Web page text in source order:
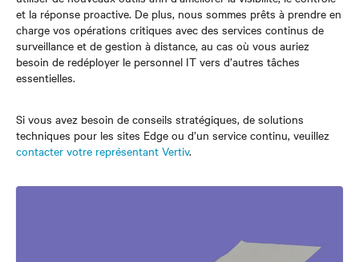
et la réponse proactive. De plus, nous sommes prêts à prendre en
charge vos opérations critiques avec des services continus de
surveillance et de gestion à distance, au cas où vous auriez
besoin de redéployer le personnel IT vers d’autres tâches
essentielles.
Si vous avez besoin de conseils stratégiques, de solutions
techniques pour les sites Edge ou d’un service continu, veuillez
contacter votre représentant Vertiv.